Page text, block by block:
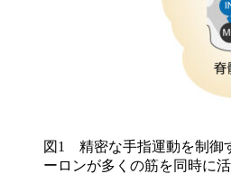
図1 精密な手指運動を制御
ーロンが多くの筋を同時に